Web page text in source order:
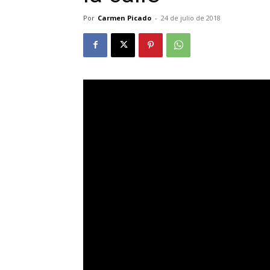
Por Carmen Picado - 24 de julio de 2018